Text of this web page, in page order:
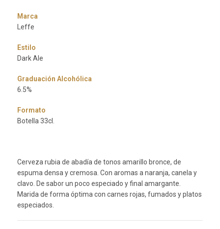
Marca
Leffe
Estilo
Dark Ale
Graduación Alcohólica
6.5%
Formato
Botella 33cl.
Cerveza rubia de abadía de tonos amarillo bronce, de
espuma densa y cremosa. Con aromas a naranja, canela y
clavo. De sabor un poco especiado y final amargante.
Marida de forma óptima con carnes rojas, fumados y platos
especiados.